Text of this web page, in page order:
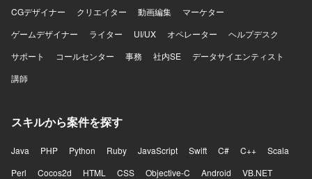
ElastiCache、S3、ElasticsearchService、Lambda、
ElasticBeanstalkなど）、Ansible、Datadog、CircleCI、
Slack、JIRA、Notionなどのツールを利用しております。
CGデザイナー
クリエイター 動画編集
マーケター
ゲームデザイナー
ライター UI/UX オペレーター
ヘルプデスク
サポート
コールセンター 事務 社内SE
データサイエンティスト
講師
スキルから案件を探す
Java PHP Python Ruby JavaScript Swift C# C++
Scala
Perl
Cocos2d HTML CSS Objective-C Android
VB.NET